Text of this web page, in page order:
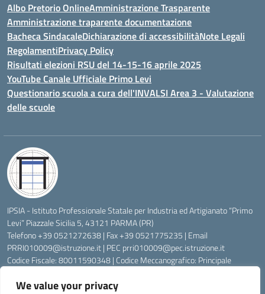
We value your privacy
Albo Pretorio OnlineAmministrazione Trasparente
Amministrazione traparente documentazione
Bacheca SindacaleDichiarazione di accessibilitàNote Legali
RegolamentiPrivacy Policy
Risultati elezioni RSU del 14-15-16 aprile 2025
YouTube Canale Ufficiale Primo Levi
Questionario scuola a cura dell'INVALSI Area 3 - Valutazione
delle scuole
IPSIA - Istituto Professionale Statale per Industria ed Artigianato “Primo
Levi” Piazzale Sicilia 5, 43121 PARMA (PR)
Telefono +39 0521272638 | Fax +39 0521775235 | Email
PRRI010009@istruzione.it| PEC prri010009@pec.istruzione.it
Codice Fiscale: 80011590348 | Codice Meccanografico: Principale
Codice Univoco di Fatturazione: UFW76E | Codice Ente Tesoreria: